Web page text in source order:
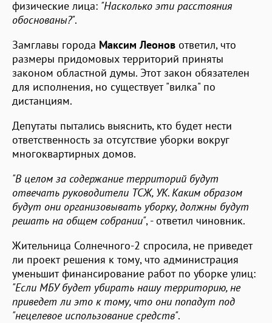
физические лица: "Насколько эти расстояния
обоснованы?".
Замглавы города Максим Леонов ответил, что
размеры придомовых территорий приняты
законом областной думы. Этот закон обязателен
для исполнения, но существует "вилка" по
дистанциям.
Депутаты пытались выяснить, кто будет нести
ответственность за отсутствие уборки вокруг
многоквартирных домов.
"В целом за содержание территорий будут
отвечать руководители ТСЖ, УК. Каким образом
будут они организовывать уборку, должны будут
решать на общем собрании", - ответил чиновник.
Жительница Солнечного-2 спросила, не приведет
ли проект решения к тому, что администрация
уменьшит финансирование работ по уборке улиц:
"Если МБУ будет убирать нашу территорию, не
приведет ли это к тому, что они попадут под
"нецелевое использование средств".